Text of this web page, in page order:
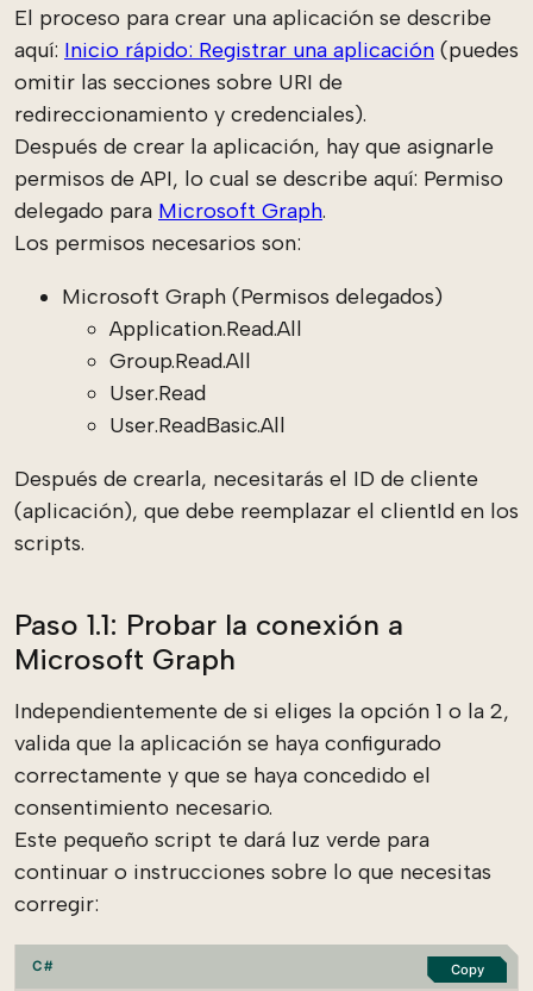
El proceso para crear una aplicación se describe
aquí: Inicio rápido: Registrar una aplicación (puedes
omitir las secciones sobre URI de
redireccionamiento y credenciales).
Después de crear la aplicación, hay que asignarle
permisos de API, lo cual se describe aquí: Permiso
delegado para Microsoft Graph.
Los permisos necesarios son:
Microsoft Graph (Permisos delegados)
Application.Read.All
Group.Read.All
User.Read
User.ReadBasic.All
Después de crearla, necesitarás el ID de cliente
(aplicación), que debe reemplazar el clientId en los
scripts.
Paso 1.1: Probar la conexión a
Microsoft Graph
Independientemente de si eliges la opción 1 o la 2,
valida que la aplicación se haya configurado
correctamente y que se haya concedido el
consentimiento necesario.
Este pequeño script te dará luz verde para
continuar o instrucciones sobre lo que necesitas
corregir:
C# Copy